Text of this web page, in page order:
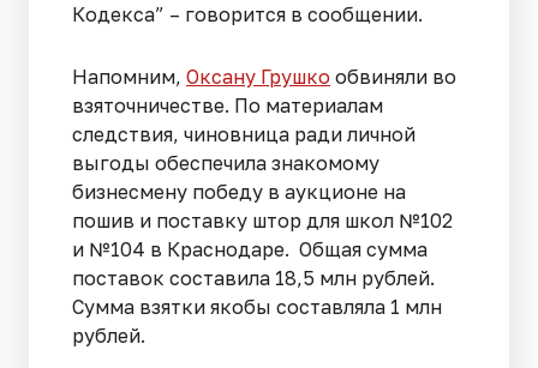
Кодекса” – говорится в сообщении.
Напомним, Оксану Грушко обвиняли во
взяточничестве. По материалам
следствия, чиновница ради личной
выгоды обеспечила знакомому
бизнесмену победу в аукционе на
пошив и поставку штор для школ №102
и №104 в Краснодаре. Общая сумма
поставок составила 18,5 млн рублей.
Сумма взятки якобы составляла 1 млн
рублей.